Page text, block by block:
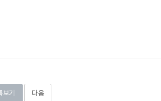
보기 다음